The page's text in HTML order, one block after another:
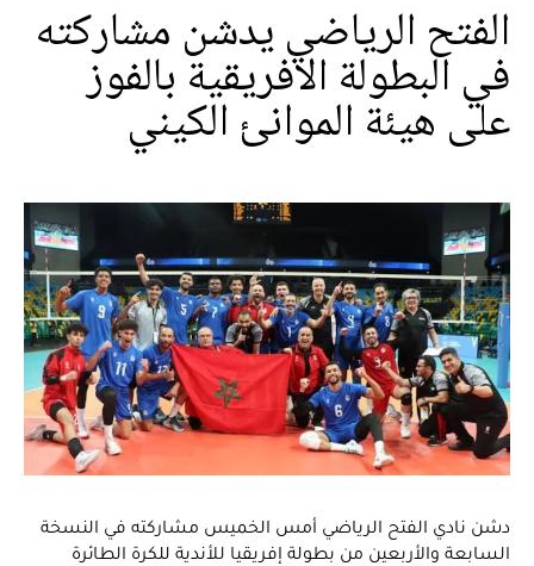
الفتح الرياضي يدشن مشاركته
في البطولة الافريقية بالفوز
على هيئة الموانئ الكيني
دشن نادي الفتح الرياضي أمس الخميس مشاركته في النسخة
السابعة والأربعين من بطولة إفريقيا للأندية للكرة الطائرة